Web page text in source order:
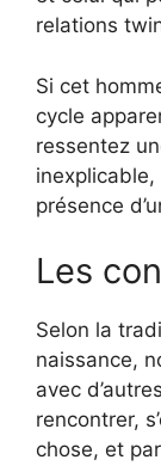
relations
Si cet
cycle
ressentez
présence
Les
Selon la
naissance,
avec
rencontrer,
chose, et